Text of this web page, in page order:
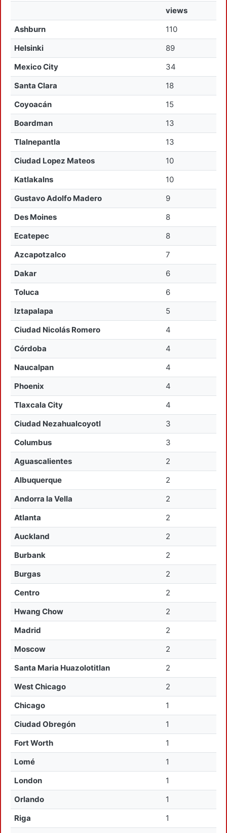
views
Ashburn
110
Helsinki
89
Mexico City
34
Santa Clara
18
Coyoacán
15
Boardman
13
Tlalnepantla
13
Ciudad Lopez Mateos
10
Katlakalns
10
Gustavo Adolfo Madero
9
Des Moines
8
Ecatepec
8
Azcapotzalco
7
Dakar
6
Toluca
6
Iztapalapa
5
Ciudad Nicolás Romero
4
Córdoba
4
Naucalpan
4
Phoenix
4
Tlaxcala City
4
Ciudad Nezahualcoyotl
3
Columbus
3
Aguascalientes
2
Albuquerque
2
Andorra la Vella
2
Atlanta
2
Auckland
2
Burbank
2
Burgas
2
Centro
2
Hwang Chow
2
Madrid
2
Moscow
2
Santa Maria Huazolotitlan
2
West Chicago
2
Chicago
1
Ciudad Obregón
1
Fort Worth
1
Lomé
1
London
1
Orlando
1
Riga
1